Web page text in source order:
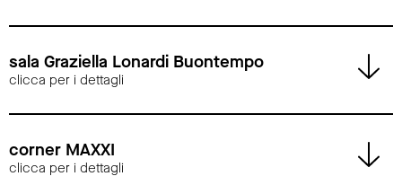
sala Graziella Lonardi Buontempo
clicca per i dettagli
corner MAXXI
clicca per i dettagli